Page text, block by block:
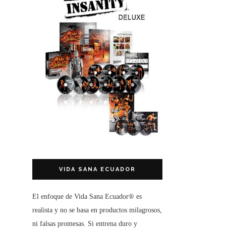
VIDA SANA ECUADOR
El enfoque de Vida Sana Ecuador® es
realista y no se basa en productos milagrosos,
ni falsas promesas. Si entrena duro y